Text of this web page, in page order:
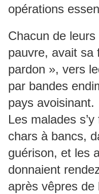
opérations
Chacun de
pauvre, avait sa
pardon », vers
par bandes
pays avoisinant.
Les malades
chars à bancs,
guérison, et les
donnaient
après vêpres de